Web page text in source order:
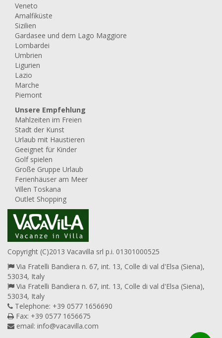
Veneto
Amalfiküste
Sizilien
Gardasee und dem Lago Maggiore
Lombardei
Umbrien
Ligurien
Lazio
Marche
Piemont
Unsere Empfehlung
Mahlzeiten im Freien
Stadt der Kunst
Urlaub mit Haustieren
Geeignet für Kinder
Golf spielen
Große Gruppe Urlaub
Ferienhäuser am Meer
Villen Toskana
Outlet Shopping
Copyright (C)2013 Vacavilla srl p.i. 01301000525
Via Fratelli Bandiera n. 67, int. 13, Colle di val d'Elsa (Siena),
53034, Italy
Via Fratelli Bandiera n. 67, int. 13, Colle di val d'Elsa (Siena),
53034, Italy
Telephone: +39 0577 1656690
Fax: +39 0577 1656675
email: info@vacavilla.com